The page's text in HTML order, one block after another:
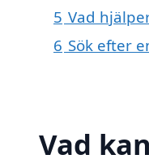
5 Vad
6 Sök efter
Vad